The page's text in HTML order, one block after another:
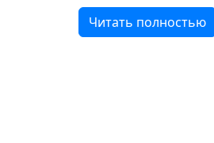
значит а лучше
между прочим а
Читать полностью
страница